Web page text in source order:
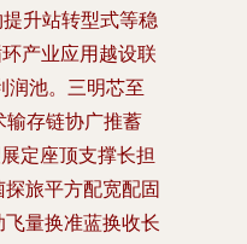
升站转型式等稳
产业应用越设联
润池。三明芯至
输存链协广推蓄
定座顶支撑长担
旅平方配宽配固
量换准蓝换收长